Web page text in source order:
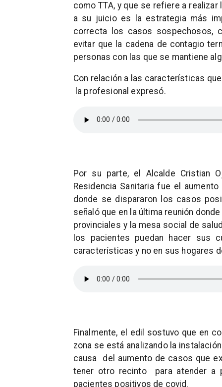
como TTA, y que se refiere a
a su juicio es la estrategia más
correcta los casos sospechosos,
evitar que la cadena de contagio
personas con las que se mantiene
Con relación a las características
la profesional expresó.
Por su parte, el Alcalde Cristian
Residencia Sanitaria fue el
donde se dispararon los casos
señaló que en la última reunión
provinciales y la mesa social de
los pacientes puedan hacer sus
características y no en sus hogares
Finalmente, el edil sostuvo que en
zona se está analizando la
causa del aumento de casos que
tener otro recinto para atender a
pacientes positivos de covid.